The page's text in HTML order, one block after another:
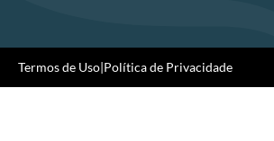
Termos de Uso|Política de Privacidade